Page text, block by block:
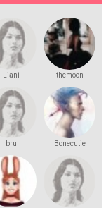
Liani themoon
bru Bonecutie